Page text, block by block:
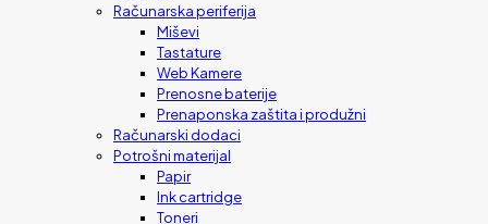
Računarska periferija
Miševi
Tastature
Web Kamere
Prenosne baterije
Prenaponska zaštita i produžni
Računarski dodaci
Potrošni materijal
Papir
Ink cartridge
Toneri